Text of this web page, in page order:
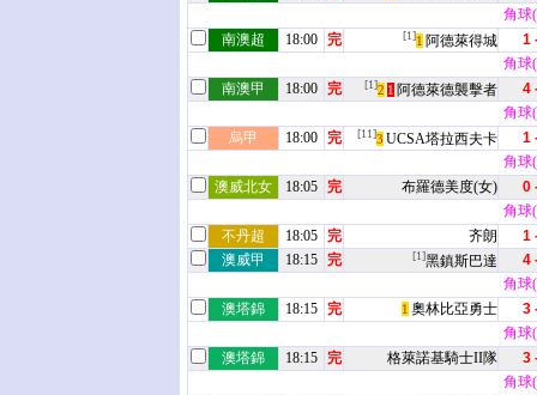
角球
南澳超
18:00 完 [1]1 阿德萊得城
1
角球
南澳甲
18:00 完 [1]2 1 阿德萊德襲擊者
4
角球
烏甲
18:00 完 [11]3 UCSA塔拉西夫卡
1
角球
澳威北女
18:05 完 布羅德美度(女)
0
角球
不丹超
18:05 完 齐朗
1
澳威甲
18:15 完 [1]黑鎮斯巴達
4
角球
澳塔錦
18:15 完 1 奧林比亞勇士
3
角球
澳塔錦
18:15 完 格萊諾基騎士II隊
3
角球